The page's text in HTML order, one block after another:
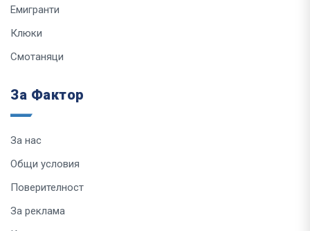
Емигранти
Клюки
Смотаняци
За Фактор
За нас
Общи условия
Поверителност
За реклама